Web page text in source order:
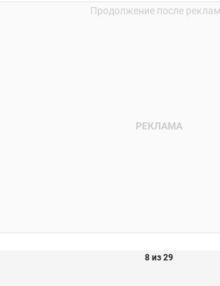
8 из 29